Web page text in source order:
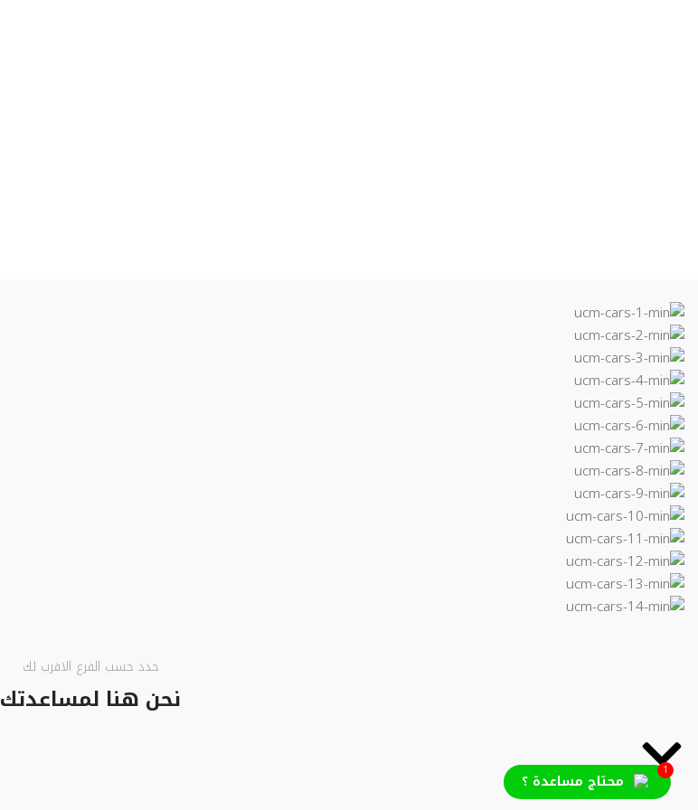
حدد حسب الفرع الاقرب لك
نحن هنا لمساعدتك
محتاج مساعدة ؟ 1